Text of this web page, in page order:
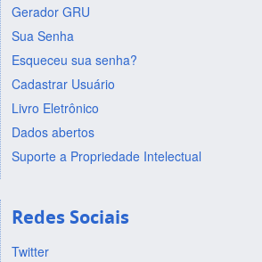
Gerador GRU
Sua Senha
Esqueceu sua senha?
Cadastrar Usuário
Livro Eletrônico
Dados abertos
Suporte a Propriedade Intelectual
Redes Sociais
Twitter